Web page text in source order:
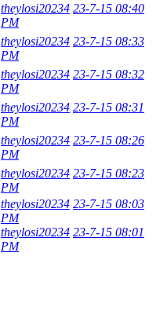
theylosi20234 23-7-15 08:40
PM
theylosi20234 23-7-15 08:33
PM
theylosi20234 23-7-15 08:32
PM
theylosi20234 23-7-15 08:31
PM
theylosi20234 23-7-15 08:26
PM
theylosi20234 23-7-15 08:23
PM
theylosi20234 23-7-15 08:03
PM
theylosi20234 23-7-15 08:01
PM